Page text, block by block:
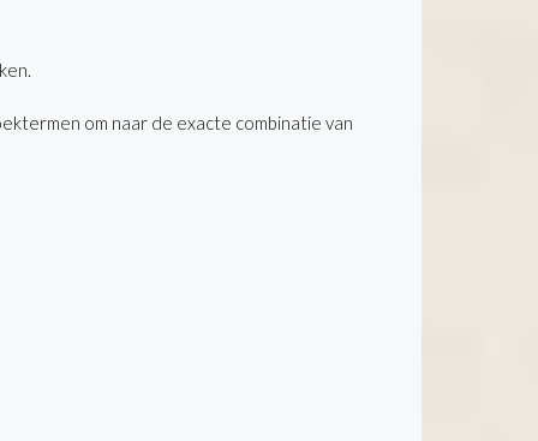
om naar de exacte combinatie van